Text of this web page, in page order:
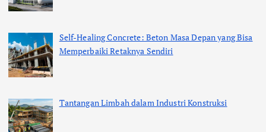
Self-Healing Concrete: Beton Masa Depan yang Bisa
Memperbaiki Retaknya Sendiri
Tantangan Limbah dalam Industri Konstruksi